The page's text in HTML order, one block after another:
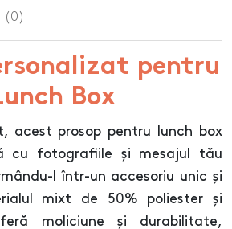
(0)
pentru
Box
acest prosop pentru lunch box
cu fotografiile și mesajul tău
l într-un accesoriu unic și
mixt de 50% poliester și
moliciune și durabilitate,